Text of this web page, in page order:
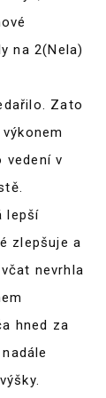
na 2(Nela)
Zato
vedení v
lepší
zlepšuje a
nevrhla
hned za